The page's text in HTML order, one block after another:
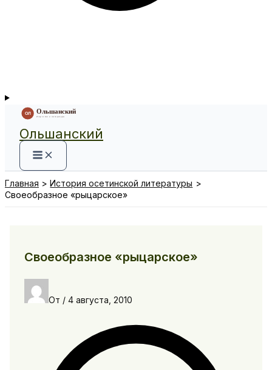
Ольшанский
Главная
История осетинской литературы
Своеобразное «рыцарское»
Своеобразное «рыцарское»
От / 4 августа, 2010